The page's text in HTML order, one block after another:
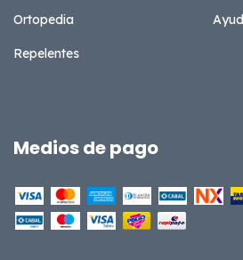
Ortopedia
Repelentes
Medios de pago